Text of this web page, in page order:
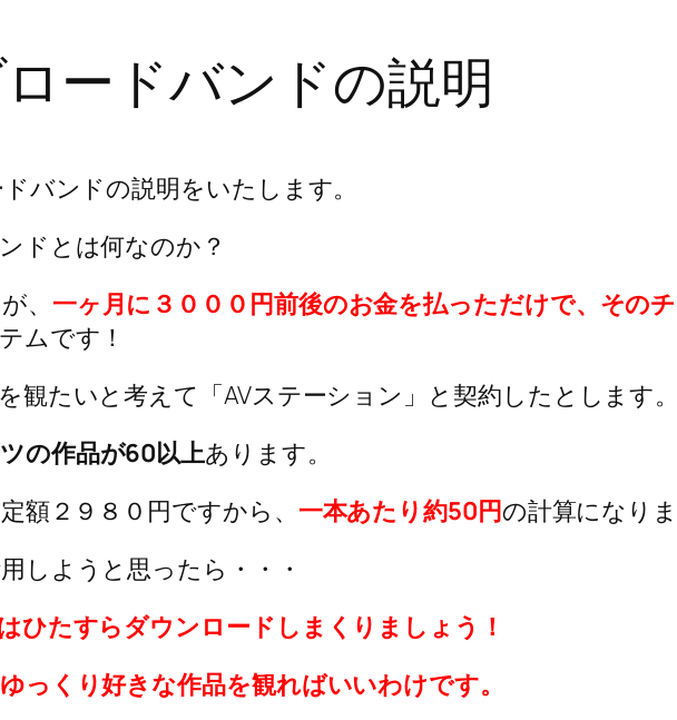
ードバンドの説明
バンドの説明をいたします。
ドとは何なのか？
、 一ヶ月に３０００円前後のお金を払っただけで、その
ムです！
観たいと考えて「AVステーション」と契約したとします。
の作品が60以上あります。
額２９８０円ですから、 一本あたり約50円の計算になりま
しようと思ったら・・・
ひたすらダウンロードしまくりましょう！
っくり好きな作品を観ればいいわけです。